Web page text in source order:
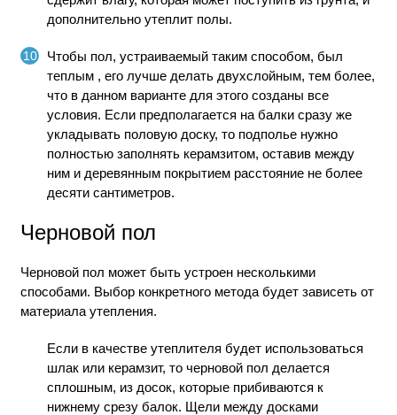
дополнительно утеплит полы.
Чтобы пол, устраиваемый таким способом, был
теплым , его лучше делать двухслойным, тем более,
что в данном варианте для этого созданы все
условия. Если предполагается на балки сразу же
укладывать половую доску, то подполье нужно
полностью заполнять керамзитом, оставив между
ним и деревянным покрытием расстояние не более
десяти сантиметров.
Черновой пол
Черновой пол может быть устроен несколькими
способами. Выбор конкретного метода будет зависеть от
материала утепления.
Если в качестве утеплителя будет использоваться
шлак или керамзит, то черновой пол делается
сплошным, из досок, которые прибиваются к
нижнему срезу балок. Щели между досками